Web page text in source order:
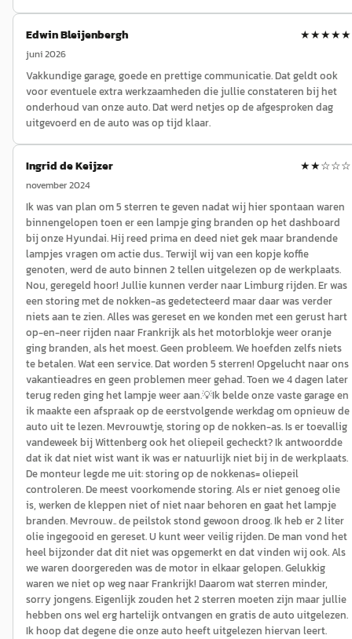
Edwin Bleijenbergh
juni 2026
★★★★★
Vakkundige garage, goede en prettige communicatie. Dat geldt ook
voor eventuele extra werkzaamheden die jullie constateren bij het
onderhoud van onze auto. Dat werd netjes op de afgesproken dag
uitgevoerd en de auto was op tijd klaar.
Ingrid de Keijzer
november 2024
★★☆☆☆
Ik was van plan om 5 sterren te geven nadat wij hier spontaan waren
binnengelopen toen er een lampje ging branden op het dashboard
bij onze Hyundai. Hij reed prima en deed niet gek maar brandende
lampjes vragen om actie dus.. Terwijl wij van een kopje koffie
genoten, werd de auto binnen 2 tellen uitgelezen op de werkplaats.
Nou, geregeld hoor! Jullie kunnen verder naar Limburg rijden. Er was
een storing met de nokken-as gedetecteerd maar daar was verder
niets aan te zien. Alles was gereset en we konden met een gerust hart
op-en-neer rijden naar Frankrijk als het motorblokje weer oranje
ging branden, als het moest. Geen probleem. We hoefden zelfs niets
te betalen. Wat een service. Dat worden 5 sterren! Opgelucht naar ons
vakantieadres en geen problemen meer gehad. Toen we 4 dagen later
terug reden ging het lampje weer aan.💡Ik belde onze vaste garage en
ik maakte een afspraak op de eerstvolgende werkdag om opnieuw de
auto uit te lezen. Mevrouwtje, storing op de nokken-as. Is er toevallig
vandeweek bij Wittenberg ook het oliepeil gecheckt? Ik antwoordde
dat ik dat niet wist want ik was er natuurlijk niet bij in de werkplaats.
De monteur legde me uit: storing op de nokkenas= oliepeil
controleren. De meest voorkomende storing. Als er niet genoeg olie
is, werken de kleppen niet of niet naar behoren en gaat het lampje
branden. Mevrouw.. de peilstok stond gewoon droog. Ik heb er 2 liter
olie ingegooid en gereset. U kunt weer veilig rijden. De man vond het
heel bijzonder dat dit niet was opgemerkt en dat vinden wij ook. Als
we waren doorgereden was de motor in elkaar gelopen. Gelukkig
waren we niet op weg naar Frankrijk! Daarom wat sterren minder,
sorry jongens. Eigenlijk zouden het 2 sterren moeten zijn maar jullie
hebben ons wel erg hartelijk ontvangen en gratis de auto uitgelezen.
Ik hoop dat degene die onze auto heeft uitgelezen hiervan leert.